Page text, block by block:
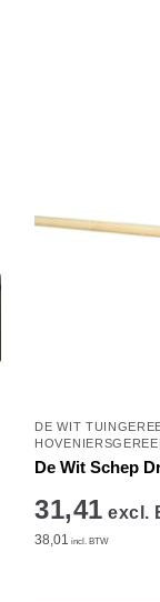
DE WIT
De Wit Schep
31,41 excl.
38,01 incl. BTW